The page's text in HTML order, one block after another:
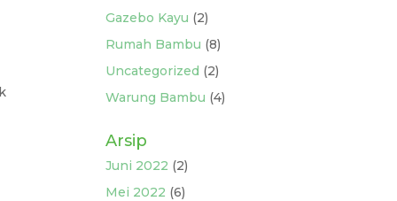
Gazebo Kayu (2)
Rumah Bambu (8)
Uncategorized (2)
Warung Bambu (4)
Arsip
Juni 2022 (2)
Mei 2022 (6)